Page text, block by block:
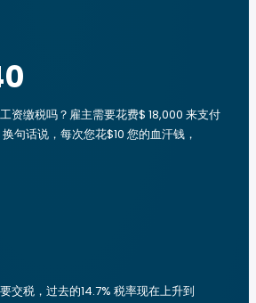
资缴税吗？雇主需要花费$ 18,000 来支付
句话说，每次您花$10 您的血汗钱，
交税，过去的14.7% 税率现在上升到